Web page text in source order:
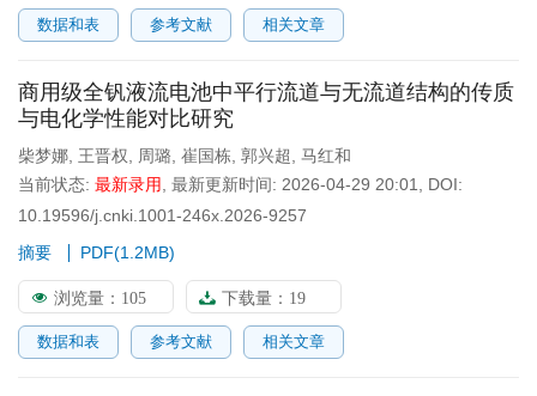
数据和表 参考文献 相关文章
商用级全钒液流电池中平行流道与无流道结构的传质
与电化学性能对比研究
柴梦娜 王晋权 周璐 崔国栋 郭兴超
马红和
当前状态: 最新录用 最新更新时间: 2026-04-29 20:01
DOI:
10.19596/j.cnki.1001-246x.2026-9257
摘要
PDF(1.2MB)
浏览量： 105 下载量： 19
数据和表 参考文献 相关文章